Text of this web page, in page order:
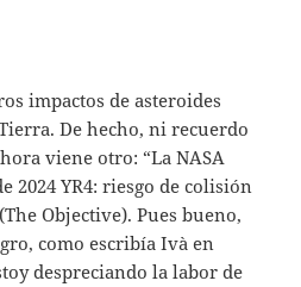
impactos de asteroides
De hecho, ni recuerdo
viene otro: “La NASA
2024 YR4: riesgo de colisión
Objective). Pues bueno,
como escribía Ivà en
despreciando la labor de